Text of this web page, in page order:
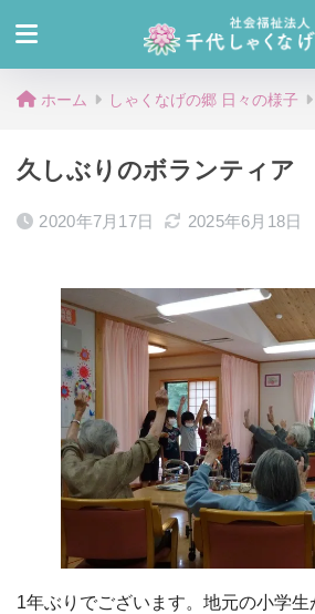
ホーム しゃくなげの郷 日々の様子
久しぶりのボランティア
2020年7月17日 2025年6月18日
1年ぶりでございます。地元の小学生